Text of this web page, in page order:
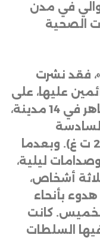
في مدن
الصحية
فقد نشرت
عليها، على
موقع «ديسكورد»، دعوة للتظاهر في 14 مدينة،
والتاسعة مساء (17:00 – 20:00 ت غ). وبعدما
ليلية،
ثلاثة أشخاص،
بأنحاء
كانت
السلطات